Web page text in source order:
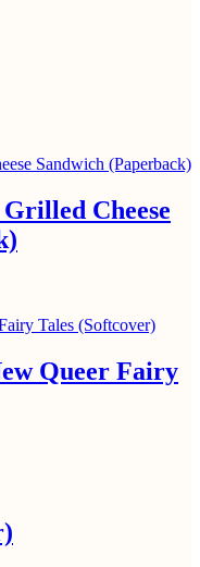
Cheese
Queer Fairy